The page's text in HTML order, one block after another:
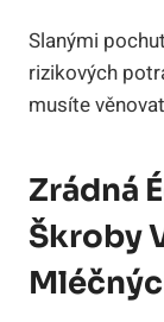
Slanými
rizikových
musíte
Zrádná
Škroby